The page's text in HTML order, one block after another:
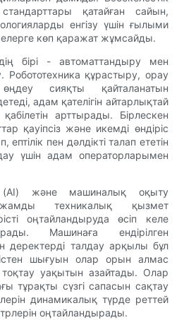
қатайған сайын,
енгізу үшін ғылыми
көп қаражат жұмсайды.
бірі - автоматтандыру мен
Робототехника құрастыру, орау
сияқты қайталанатын
адам қателігін айтарлықтай
арттырады. Бірлескен
қауіпсіз және икемді өндіріс
пен дәлдікті талап ететін
үшін адам операторларымен
(AI) және машиналық оқыту
техникалық қызмет
оңтайландыруда өсіп келе
Машинаға ендірілген
деректерді талдау арқылы бұл
шығуын олар орын алмас
уақытын азайтады. Олар
тұрақты сүзгі сапасын сақтау
динамикалық түрде реттей
оңтайландырады.